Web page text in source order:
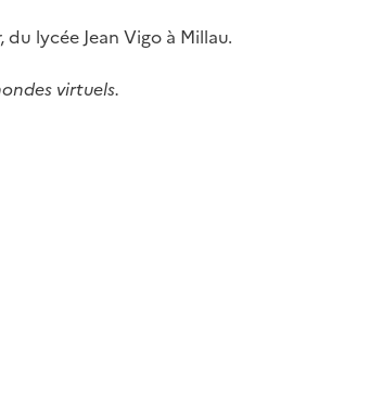
lycée Jean Vigo à Millau.
virtuels.